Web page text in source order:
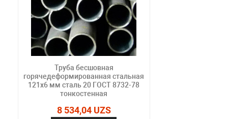
Труба бесшовная
горячедеформированная стальная
121х6 мм сталь 20 ГОСТ 8732-78
тонкостенная
8 534,04 UZS